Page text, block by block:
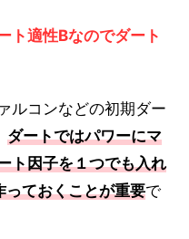
ト適性Bなのでダート
ルコンなどの初期ダー
ダートではパワーにマ
ト因子を１つでも入れ
っておくことが重要で